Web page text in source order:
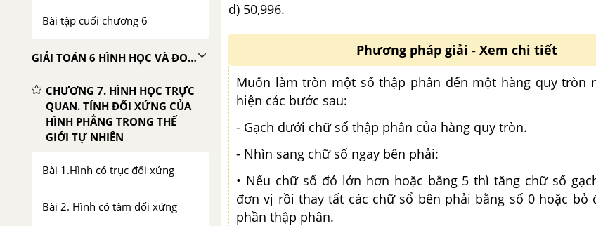
Bài tập cuối chương 6
GIẢI TOÁN 6 HÌNH HỌC VÀ ĐO LƯỜNG TẬP 2 CHÂN TRỜI SÁNG TẠO
CHƯƠNG 7. HÌNH HỌC TRỰC
QUAN. TÍNH ĐỐI XỨNG CỦA
HÌNH PHẲNG TRONG THẾ
GIỚI TỰ NHIÊN
Bài 1.Hình có trục đối xứng
Bài 2. Hình có tâm đối xứng
d) 50,996.
Phương pháp giải - Xem chi tiết
Muốn làm tròn một số thập phân đến một hàng quy tròn
hiện các bước sau:
- Gạch dưới chữ số thập phân của hàng quy tròn.
- Nhìn sang chữ số ngay bên phải:
• Nếu chữ số đó lớn hơn hoặc bằng 5 thì tăng chữ số
đơn vị rồi thay tất các chữ sổ bên phải bằng số 0 hoặc bỏ
phần thập phân.